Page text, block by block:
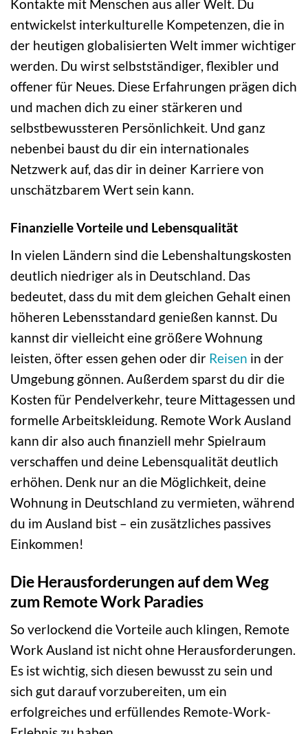
Kontakte mit Menschen aus aller Welt. Du
entwickelst interkulturelle Kompetenzen, die in
der heutigen globalisierten Welt immer wichtiger
werden. Du wirst selbstständiger, flexibler und
offener für Neues. Diese Erfahrungen prägen dich
und machen dich zu einer stärkeren und
selbstbewussteren Persönlichkeit. Und ganz
nebenbei baust du dir ein internationales
Netzwerk auf, das dir in deiner Karriere von
unschätzbarem Wert sein kann.
Finanzielle Vorteile und Lebensqualität
In vielen Ländern sind die Lebenshaltungskosten
deutlich niedriger als in Deutschland. Das
bedeutet, dass du mit dem gleichen Gehalt einen
höheren Lebensstandard genießen kannst. Du
kannst dir vielleicht eine größere Wohnung
leisten, öfter essen gehen oder dir Reisen in der
Umgebung gönnen. Außerdem sparst du dir die
Kosten für Pendelverkehr, teure Mittagessen und
formelle Arbeitskleidung. Remote Work Ausland
kann dir also auch finanziell mehr Spielraum
verschaffen und deine Lebensqualität deutlich
erhöhen. Denk nur an die Möglichkeit, deine
Wohnung in Deutschland zu vermieten, während
du im Ausland bist – ein zusätzliches passives
Einkommen!
Die Herausforderungen auf dem Weg
zum Remote Work Paradies
So verlockend die Vorteile auch klingen, Remote
Work Ausland ist nicht ohne Herausforderungen.
Es ist wichtig, sich diesen bewusst zu sein und
sich gut darauf vorzubereiten, um ein
erfolgreiches und erfüllendes Remote-Work-